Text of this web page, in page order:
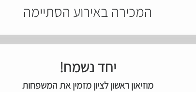
המכירה באירוע הסתיימה
יחד נשמח!
מוזיאון ראשון לציון מזמין את המשפחות